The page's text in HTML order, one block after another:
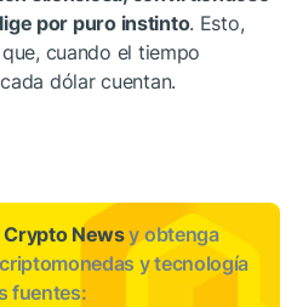
por puro instinto. Esto,
cuando el tiempo
dólar cuentan.
Crypto Newsy obtenga
y tecnología
fuentes: